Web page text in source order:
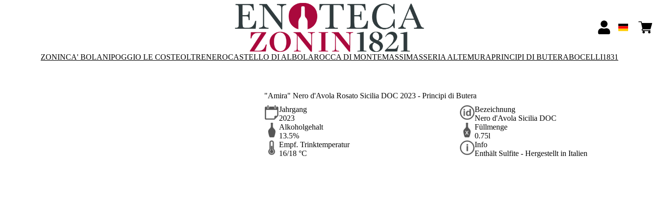
ZONINCA' BOLANIPOGGIO LE COSTEOLTRENEROCASTELLO DI ALBOLAROCCA DI MONTEMASSIMASSERIA ALTEMURAPRINCIPI DI BUTERABOCELLI1831
"Amira" Nero d'Avola Rosato Sicilia DOC 2023 - Principi di Butera
Jahrgang
2023
Bezeichnung
Nero d'Avola Sicilia DOC
Alkoholgehalt
13.5%
Füllmenge
0.75l
Empf. Trinktemperatur
16/18 °C
Info
Enthält Sulfite - Hergestellt in Italien